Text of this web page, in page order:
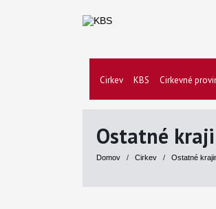
Cirkev KBS Cirkevné
Ostatné
Domov / Cirkev / Ostatné